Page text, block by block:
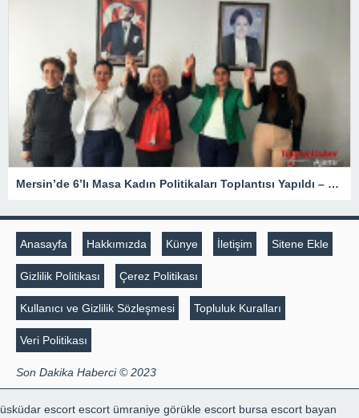
Mersin’de 6’lı Masa Kadın Politikaları Toplantısı Yapıldı – Siyaset
Anasayfa Hakkımızda Künye İletişim Sitene Ekle
Gizlilik Politikası Çerez Politikası
Kullanıcı ve Gizlilik Sözleşmesi Topluluk Kuralları
Veri Politikası
Son Dakika Haberci © 2023
üsküdar escort escort ümraniye görükle escort bursa escort bayan